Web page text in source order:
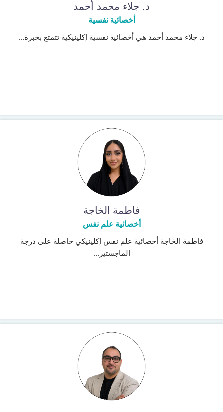
د. جلاء محمد أحمد
أخصائية نفسية
د. جلاء محمد أحمد هي أخصائية نفسية إكلينيكية تتمتع بخبرة...
فاطمة الخاجة
أخصائية علم نفس
فاطمة الخاجة أخصائية علم نفس إكلينيكي حاصلة على درجة
الماجستير...